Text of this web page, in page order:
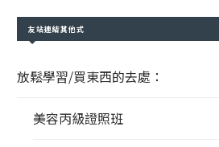
友站連結其他式
放鬆學習/買東西的去處：
美容丙級證照班